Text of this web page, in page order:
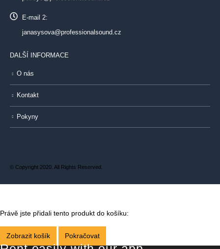
E-mail 2:
janasysova@professionalsound.cz
DALŠÍ INFORMACE
O nás
Kontakt
Pokyny
© Copyright 2020. All Rights Reserved.
Právě jste přidali tento produkt do košíku:
Zobrazit košík Pokračovat